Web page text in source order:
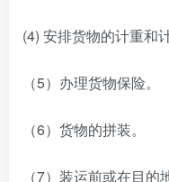
(4) 安排货物的计重和计
（5）办理货物保险。
（6）货物的拼装。
（7）装运前或在目的